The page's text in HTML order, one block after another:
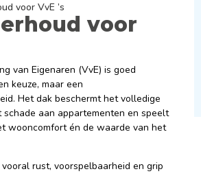
voor VvE ’s
voor
van Eigenaren (VvE) is goed
keuze, maar een
Het dak beschermt het volledige
schade aan appartementen en speelt
wooncomfort én de waarde van het
rust, voorspelbaarheid en grip